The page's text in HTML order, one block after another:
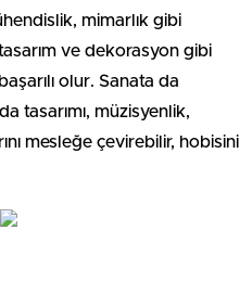
mimarlık gibi
ve dekorasyon gibi
olur. Sanata da
tasarımı, müzisyenlik,
mesleğe çevirebilir, hobisini